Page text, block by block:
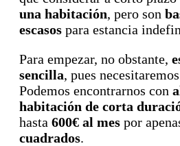
una habitación, pero son
escasos para estancia
Para empezar, no obstante,
sencilla, pues
Podemos encontrarnos con
habitación de corta
hasta 600€ al mes por
cuadrados.